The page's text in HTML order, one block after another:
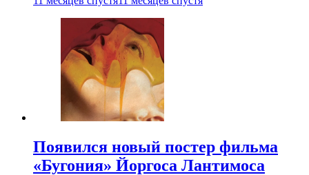
Появился новый постер фильма
«Бугония» Йоргоса Лантимоса